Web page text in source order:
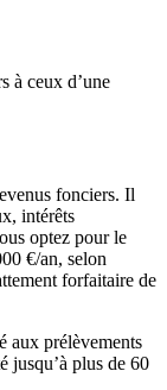
à ceux d’une
fonciers. Il
intérêts
optez pour le
€/an, selon
forfaitaire de
aux prélèvements
jusqu’à plus de 60